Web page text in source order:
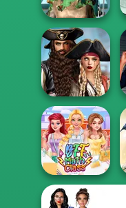
Ghoulish To
Gorgeous Cool
Zomb...
Romance Of The
Seven Seas
Pira...